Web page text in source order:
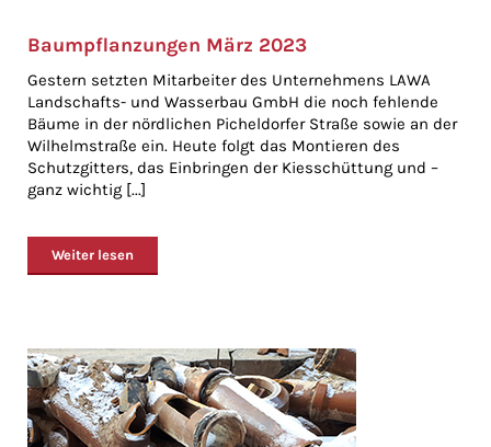
Baumpflanzungen März 2023
Gestern setzten Mitarbeiter des Unternehmens LAWA
Landschafts- und Wasserbau GmbH die noch fehlende
Bäume in der nördlichen Picheldorfer Straße sowie an der
Wilhelmstraße ein. Heute folgt das Montieren des
Schutzgitters, das Einbringen der Kiesschüttung und –
ganz wichtig [...]
Weiter lesen